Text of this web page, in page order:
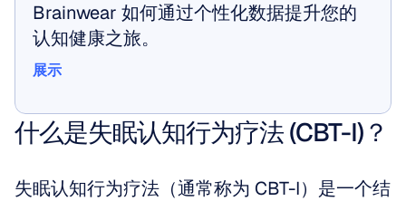
Brainwear 如何通过个性化数据提升您的
认知健康之旅。
展示
什么是失眠认知行为疗法 (CBT-I)？
失眠认知行为疗法（通常称为 CBT-I）是一个结